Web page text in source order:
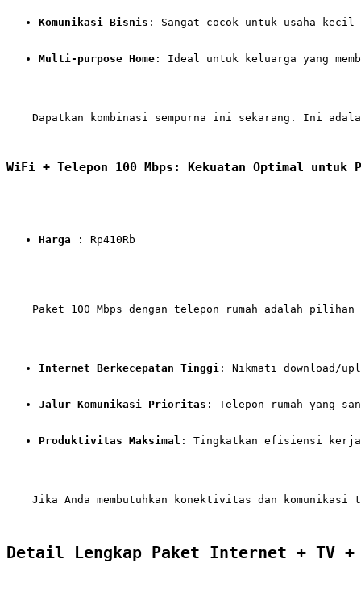
Komunikasi Bisnis : Sangat cocok untuk usaha
Multi-purpose Home : Ideal untuk keluarga yang
Dapatkan kombinasi sempurna ini sekarang. Ini
WiFi + Telepon 100 Mbps: Kekuatan Optimal untuk
Harga : Rp410Rb
Paket 100 Mbps dengan telepon rumah adalah
Internet Berkecepatan Tinggi : Nikmati download/
Jalur Komunikasi Prioritas : Telepon rumah yang
Produktivitas Maksimal : Tingkatkan efisiensi kerja
Jika Anda membutuhkan konektivitas dan komunikasi
Detail Lengkap Paket Internet + TV